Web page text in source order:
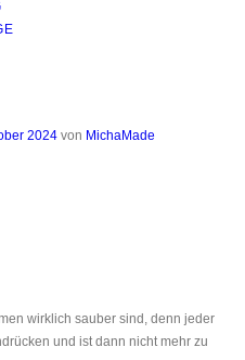
2024 von MichaMade
wirklich sauber sind, denn jeder
und ist dann nicht mehr zu